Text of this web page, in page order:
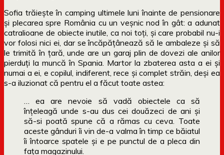
Sofia trăiește în camping ultimele luni înainte de pensionare
și plecarea spre România cu un veșnic nod în gât: a adunat
catralioane de obiecte inutile, ca noi toți, și care probabil nu-i
vor folosi nici ei, dar se încăpățânează să le ambaleze și să
le trimită în țară, unde are un garaj plin de dovezi ale anilor
pierduți la muncă în Spania. Martor la zbaterea asta a ei și
numai a ei, e copilul, indiferent, rece și complet străin, deși ea
s-a iluzionat că pentru el a făcut toate astea:
… ea are nevoie să vadă obiectele ca să
înţeleagă unde s-au dus cei douăzeci de ani și
să-si poată spune că a rămas cu ceva. Toate
aceste gânduri îi vin de-a valma în timp ce băiatul
îi întoarce spatele și e pe punctul de a pleca din
faţa magazinului.